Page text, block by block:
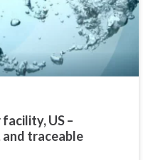
US –
and traceable